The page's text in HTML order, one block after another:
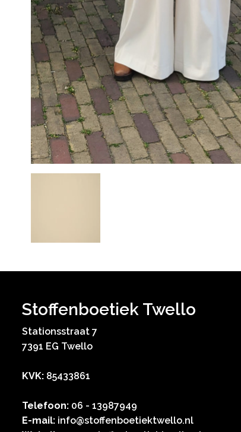
Stoffenboetiek Twello
Stationsstraat 7
7391 EG Twello
KVK: 85433861
Telefoon: 06 - 13987949
E-mail: info@stoffenboetiektwello.nl